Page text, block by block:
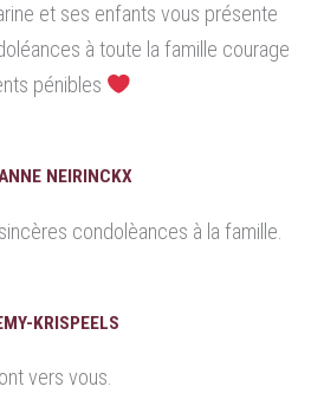
et ses enfants vous présente
à toute la famille courage
pénibles
NEIRINCKX
condolèances à la famille.
KRISPEELS
vers vous.